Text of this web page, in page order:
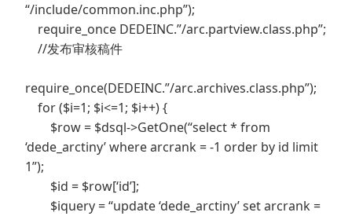
“/include/common.inc.php”);
require_once DEDEINC.”/arc.partview.class.php”;
//发布审核稿件
require_once(DEDEINC.”/arc.archives.class.php”);
for ($i=1; $i<=1; $i++) {
$row = $dsql->GetOne(“select * from
‘dede_arctiny’ where arcrank = -1 order by id limit
1”);
$id = $row[‘id’];
$iquery = “update ‘dede_arctiny’ set arcrank =